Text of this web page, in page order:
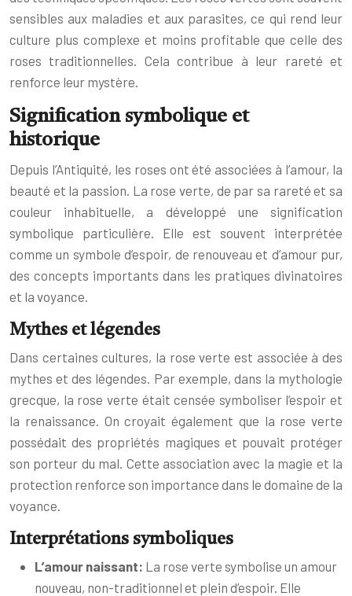
sensibles aux maladies et aux parasites, ce qui rend leur
culture plus complexe et moins profitable que celle des
roses traditionnelles. Cela contribue à leur rareté et
renforce leur mystère.
Signification symbolique et
historique
Depuis l’Antiquité, les roses ont été associées à l’amour, la
beauté et la passion. La rose verte, de par sa rareté et sa
couleur inhabituelle, a développé une signification
symbolique particulière. Elle est souvent interprétée
comme un symbole d’espoir, de renouveau et d’amour pur,
des concepts importants dans les pratiques divinatoires
et la voyance.
Mythes et légendes
Dans certaines cultures, la rose verte est associée à des
mythes et des légendes. Par exemple, dans la mythologie
grecque, la rose verte était censée symboliser l’espoir et
la renaissance. On croyait également que la rose verte
possédait des propriétés magiques et pouvait protéger
son porteur du mal. Cette association avec la magie et la
protection renforce son importance dans le domaine de la
voyance.
Interprétations symboliques
L’amour naissant: La rose verte symbolise un amour
nouveau, non-traditionnel et plein d’espoir. Elle